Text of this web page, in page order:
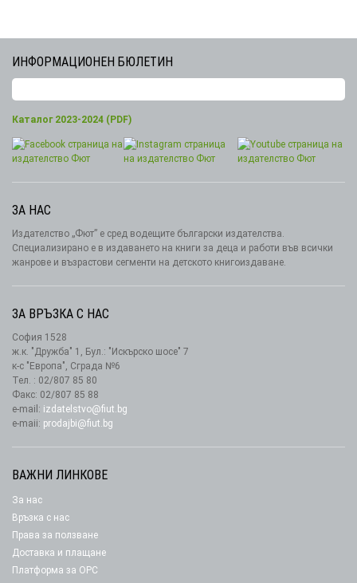
ИНФОРМАЦИОНЕН БЮЛЕТИН
Каталог 2023-2024 (PDF)
ЗА НАС
Издателство „Фют” е сред водещите български издателства.
Специализирано е в издаването на книги за деца и работи във всички
жанрове и възрастови сегменти на детското книгоиздаване.
ЗА ВРЪЗКА С НАС
София 1528
ж.к. "Дружба" 1, Бул.: "Искърско шосе" 7
к-с "Европа", Сграда №6
Тел. : 02/807 85 80
Факс: 02/807 85 88
e-mail: izdatelstvo@fiut.bg
e-maii: prodajbi@fiut.bg
ВАЖНИ ЛИНКОВЕ
За нас
Връзка с нас
Права за ползване
Доставка и плащане
Платформа за ОРС